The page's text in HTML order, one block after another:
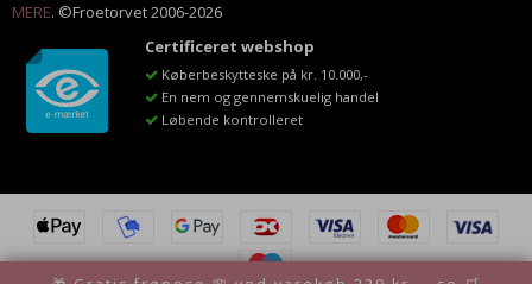
MERE. ©Froetorvet 2006-2026
Certificeret webshop
Køberbeskytteske på kr. 10.000,-
En nem og gennemskuelig handel
Løbende kontrolleret